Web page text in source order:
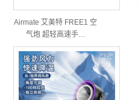
Airmate 艾美特 FREE1 空
气炮 超轻高速手…